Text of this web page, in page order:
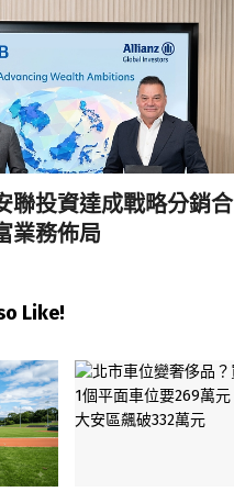
聯投資達成戰略分銷合
業務佈局
Like!